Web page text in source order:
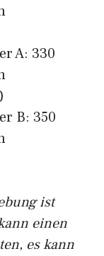
A: 330
B: 350
ist
einen
es kann